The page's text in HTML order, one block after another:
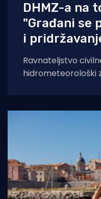
DHMZ-a na
"Građani se
i
Ravnateljstvo
hidrometeorološki